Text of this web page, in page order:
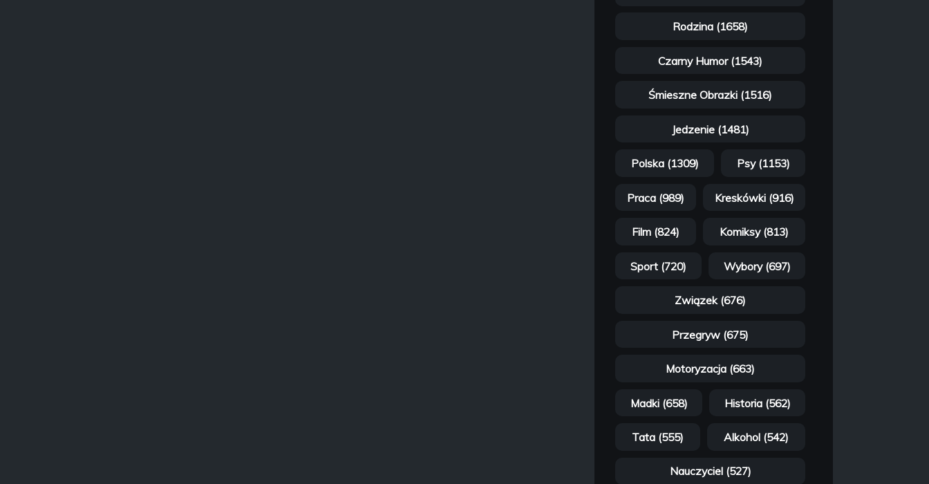
Rodzina (1658)
Czarny Humor (1543)
Śmieszne Obrazki (1516)
Jedzenie (1481)
Polska (1309) Psy (1153)
Praca (989) Kreskówki (916)
Film (824) Komiksy (813)
Sport (720) Wybory (697)
Związek (676)
Przegryw (675)
Motoryzacja (663)
Madki (658) Historia (562)
Tata (555) Alkohol (542)
Nauczyciel (527)